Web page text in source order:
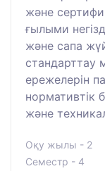
және
ғылыми
және сапа
стандарттау
ережелерін
нормативтік
және
Оқу жылы - 2
Семестр - 4